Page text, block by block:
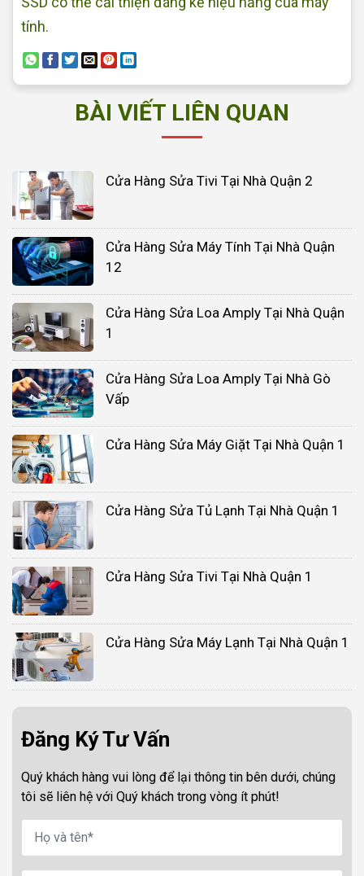
tính.
BÀI VIẾT LIÊN QUAN
Cửa Hàng Sửa Tivi Tại Nhà Quận 2
Cửa Hàng Sửa Máy Tính Tại Nhà Quận
12
Cửa Hàng Sửa Loa Amply Tại Nhà Quận
1
Cửa Hàng Sửa Loa Amply Tại Nhà Gò
Vấp
Cửa Hàng Sửa Máy Giặt Tại Nhà Quận 1
Cửa Hàng Sửa Tủ Lạnh Tại Nhà Quận 1
Cửa Hàng Sửa Tivi Tại Nhà Quận 1
Cửa Hàng Sửa Máy Lạnh Tại Nhà Quận 1
Đăng Ký Tư Vấn
Quý khách hàng vui lòng để lại thông tin bên dưới, chúng
tôi sẽ liên hệ với Quý khách trong vòng ít phút!